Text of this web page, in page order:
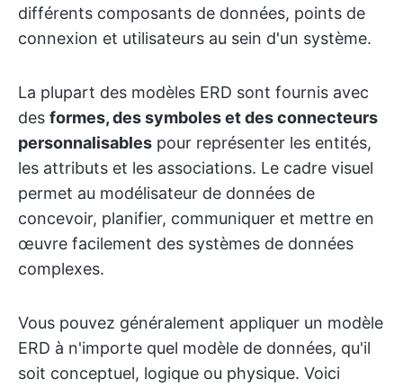
différents composants de données, points de
connexion et utilisateurs au sein d'un système.
La plupart des modèles ERD sont fournis avec
des formes, des symboles et des connecteurs
personnalisables pour représenter les entités,
les attributs et les associations. Le cadre visuel
permet au modélisateur de données de
concevoir, planifier, communiquer et mettre en
œuvre facilement des systèmes de données
complexes.
Vous pouvez généralement appliquer un modèle
ERD à n'importe quel modèle de données, qu'il
soit conceptuel, logique ou physique. Voici